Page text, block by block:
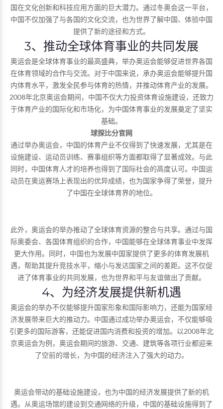
国在文化创新和科技应用方面的巨大潜力。通过冬奥会这一平台，
中国不仅加强了与各国的文化交流，也为世界了解中国、体验中国
提供了新的途径和方式。
3、推动全球体育事业的共同发展
奥运会是全球体育事业的最高盛典，举办奥运会能够促进世界各国
在体育领域的合作与交流。对于中国来说，承办奥运会能够提升国
内体育水平，激发全民参与体育的热情，并推动体育产业的发展。
2008年北京奥运会期间，中国不仅大力投资体育设施建设，还致力
于体育产业的国际化和市场化，为中国体育事业的发展奠定了坚实
基础。
球探比分官网
通过举办奥运会，中国的体育产业不仅得到了快速发展，尤其是在
设施建设、运动员训练、赛事组织等方面都取得了显著成效。与此
同时，中国体育人才的培养也得到了国际社会的高度认可。中国运
动员在奥运赛场上表现出的优异成绩，也为国家争得了荣誉，提升
了中国在全球体育界的地位。
此外，奥运会的举办推动了全球体育资源的整合与共享。通过与国
际奥委会、各国体育组织的合作，中国能够在全球体育事业中发挥
更大作用。同时，中国也为发展中国家提供了更多的体育发展机
遇，帮助其提升竞技水平，缩小与发达国家之间的差距。这不仅促
进了体育事业的共同发展，也为世界和平与友谊做出了贡献。
4、为经济发展提供新机遇
奥运会的举办不仅能够提升国家形象和国际影响力，还能为国家经
济发展带来巨大的推动力。中国通过成功举办奥运会，不仅能够吸
引更多的国际游客，还能促进国内消费和投资的增加。以2008年北
京奥运会为例，奥运会期间的旅游、交通、建筑等各项行业都迎来
了空前的增长，为中国的经济注入了强大的动力。
奥运会带动的基础设施建设，也为中国的经济发展提供了新的机
遇。从奥运场馆的建设到交通网络的升级，中国的基础设施得到了